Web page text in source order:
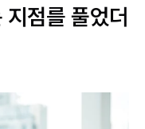
점를 풀었더